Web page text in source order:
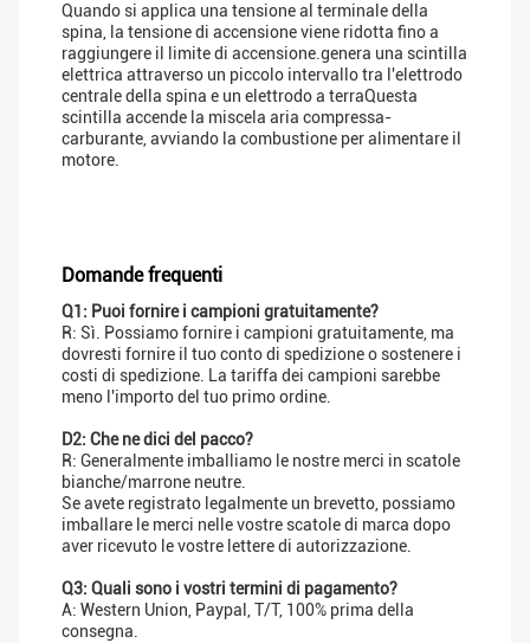
Quando si applica una tensione al terminale della
spina, la tensione di accensione viene ridotta fino a
raggiungere il limite di accensione.genera una scintilla
elettrica attraverso un piccolo intervallo tra l'elettrodo
centrale della spina e un elettrodo a terraQuesta
scintilla accende la miscela aria compressa-
carburante, avviando la combustione per alimentare il
motore.
Domande frequenti
Q1: Puoi fornire i campioni gratuitamente?
R: Sì. Possiamo fornire i campioni gratuitamente, ma
dovresti fornire il tuo conto di spedizione o sostenere i
costi di spedizione. La tariffa dei campioni sarebbe
meno l'importo del tuo primo ordine.
D2: Che ne dici del pacco?
R: Generalmente imballiamo le nostre merci in scatole
bianche/marrone neutre.
Se avete registrato legalmente un brevetto, possiamo
imballare le merci nelle vostre scatole di marca dopo
aver ricevuto le vostre lettere di autorizzazione.
Q3: Quali sono i vostri termini di pagamento?
A: Western Union, Paypal, T/T, 100% prima della
consegna.